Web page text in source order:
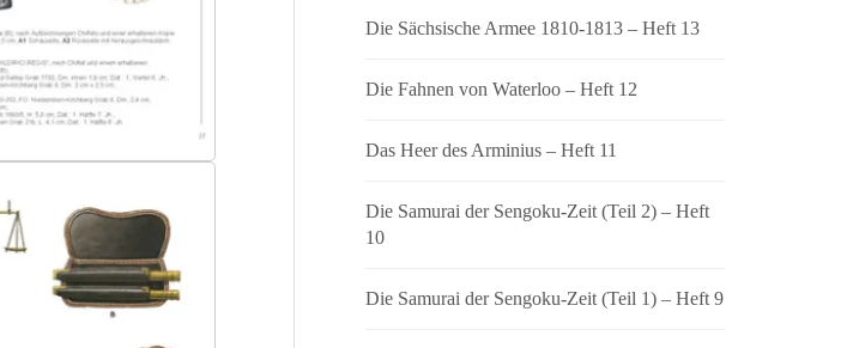
Die Sächsische Armee 1810-1813 – Heft 13
Die Fahnen von Waterloo – Heft 12
Das Heer des Arminius – Heft 11
Die Samurai der Sengoku-Zeit (Teil 2) – Heft
10
Die Samurai der Sengoku-Zeit (Teil 1) – Heft 9